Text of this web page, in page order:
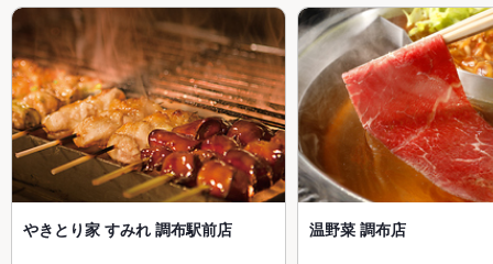
やきとり家 すみれ 調布駅前店 温野菜 調布店